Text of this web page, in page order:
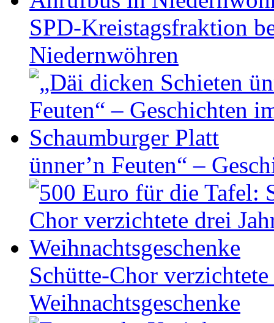
SPD-Kreistagsfraktion
Niedernwöhren
ünner’n Feuten“ –
Schütte-Chor
Weihnachtsgeschenke